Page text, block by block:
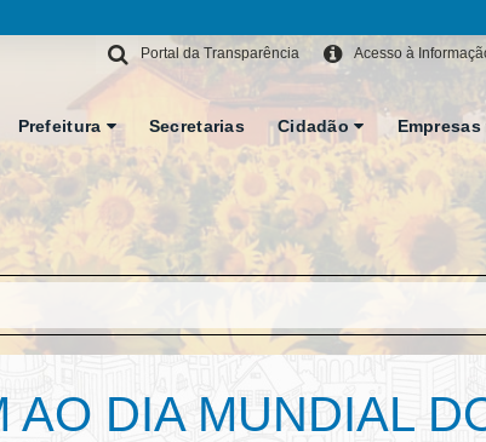
Acesso à
Portal da Transparência
Prefeitura Secretarias Cidadão Empresas
AO DIA MUNDIAL